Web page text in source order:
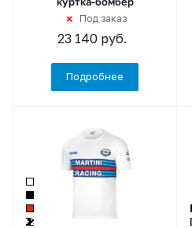
Под заказ
23 140 руб.
Подробнее
+2